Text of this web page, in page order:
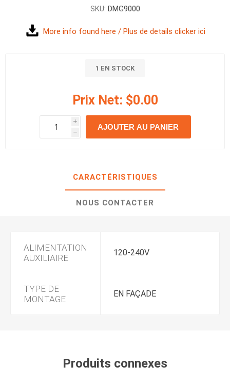
SKU: DMG9000
More info found here / Plus de details clicker ici
1 EN STOCK
Prix Net: $0.00
i
h
h
AJOUTER AU PANIER
CARACTÉRISTIQUES
NOUS CONTACTER
ALIMENTATION
AUXILIAIRE
120-240V
TYPE DE
MONTAGE
EN FAÇADE
Produits connexes